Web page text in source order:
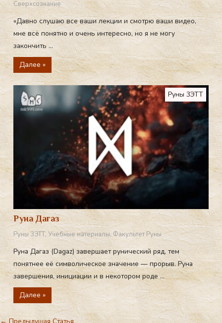
Сверхсознание
«Давно слушаю все ваши лекции и смотрю ваши видео,
мне всё понятно и очень интересно, но я не могу
закончить ...
Далее »
Руны 3ЭТТ
Руна Дагаз
Руны 3ЭТТ,Учебные материалы,Факультет Руны
Руна Дагаз (Dagaz) завершает рунический ряд, тем
понятнее её символическое значение — прорыв. Руна
завершения, инициации и в некотором роде ...
Далее »